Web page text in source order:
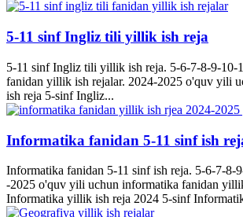
5-11 sinf Ingliz tili yillik ish reja
5-11 sinf Ingliz tili yillik ish reja. 5-6-7-8-9-10-
fanidan yillik ish rejalar. 2024-2025 o'quv yili
ish reja 5-sinf Ingliz...
Informatika fanidan 5-11 sinf ish
Informatika fanidan 5-11 sinf ish reja. 5-6-7-8-
-2025 o'quv yili uchun informatika fanidan
Informatika yillik ish reja 2024 5-sinf